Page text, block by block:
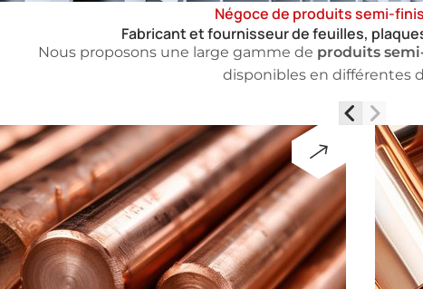
Fabricant et fournisseur de feuilles,
Négoce de produits semi-
Nous proposons une large gamme de produits
disponibles en différentes